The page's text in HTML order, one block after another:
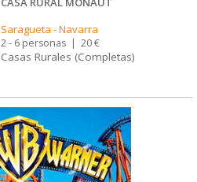
Saragueta -Navarra
2 - 6 personas | 20 €
Casas Rurales (Completas)